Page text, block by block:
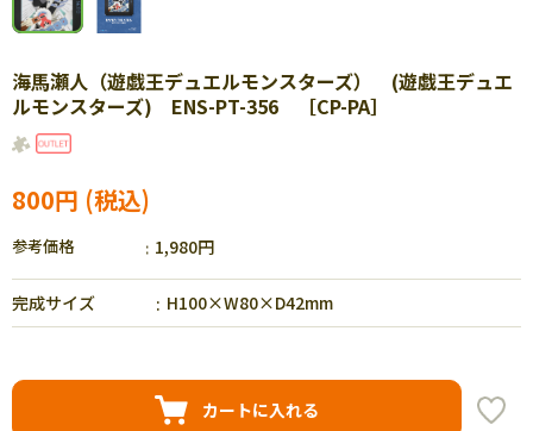
海馬瀬人（遊戯王デュエルモンスターズ） (遊戯王デュエ
ルモンスターズ) ENS-PT-356 ［CP-PA］
800円
参考価格 1,980円
完成サイズ H100×W80×D42mm
カートに入れる